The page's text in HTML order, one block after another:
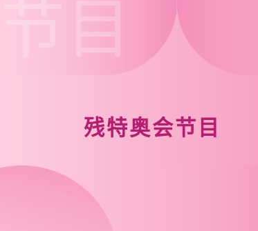
残特奥会节目